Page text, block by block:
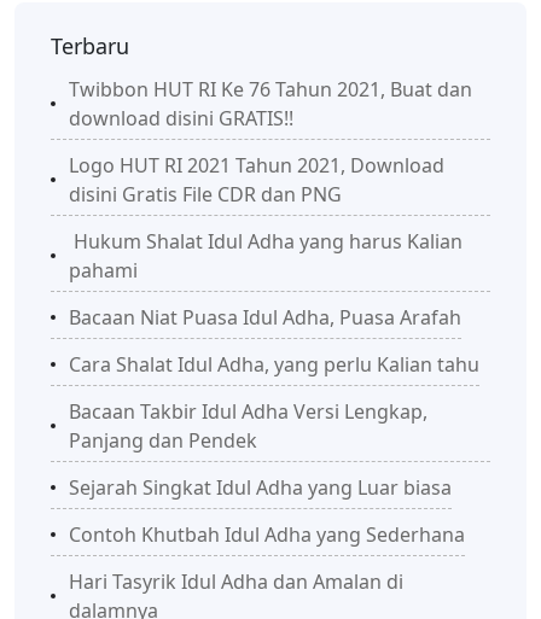
Terbaru
Twibbon HUT RI Ke 76 Tahun 2021, Buat dan
download disini GRATIS!!
Logo HUT RI 2021 Tahun 2021, Download
disini Gratis File CDR dan PNG
Hukum Shalat Idul Adha yang harus Kalian
pahami
Bacaan Niat Puasa Idul Adha, Puasa Arafah
Cara Shalat Idul Adha, yang perlu Kalian tahu
Bacaan Takbir Idul Adha Versi Lengkap,
Panjang dan Pendek
Sejarah Singkat Idul Adha yang Luar biasa
Contoh Khutbah Idul Adha yang Sederhana
Hari Tasyrik Idul Adha dan Amalan di
dalamnya